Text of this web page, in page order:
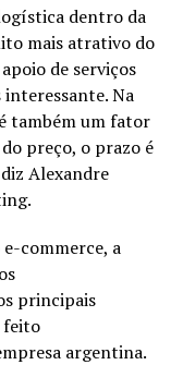
dentro da
mais atrativo do
de serviços
Na
também um fator
preço, o prazo é
Alexandre
commerce, a
principais
feito
argentina.